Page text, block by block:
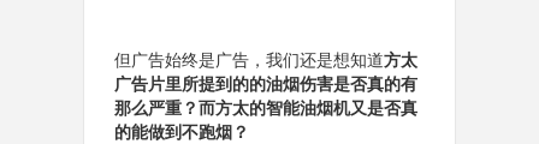
但广告始终是广告，我们还是想知道方太
广告片里所提到的的油烟伤害是否真的有
那么严重？而方太的智能油烟机又是否真
的能做到不跑烟？